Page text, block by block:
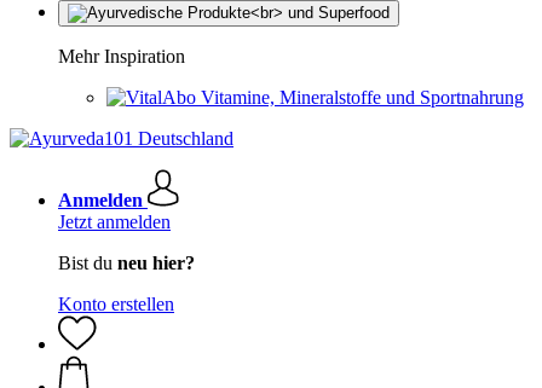
Mehr Inspiration
Vitamine, Mineralstoffe und Sportnahrung
Anmelden
Jetzt anmelden
Bist du neu hier?
Konto erstellen